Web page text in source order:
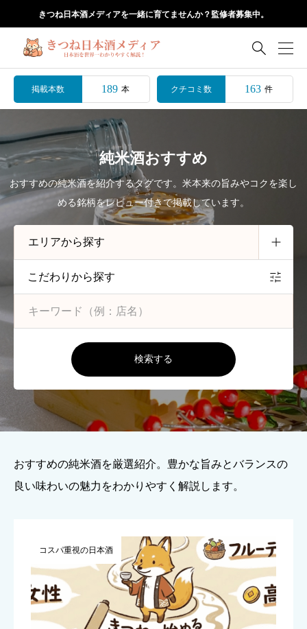
きつね日本酒メディアを一緒に育てませんか？監修者募集中。

掲載本数 189 本 クチコミ数 163 件
純米酒おすすめ
おすすめの純米酒を紹介するタグです。米本来の旨みやコクを楽し
める銘柄をレビュー付きで掲載しています。
こだわりから探す
検索する
おすすめの純米酒を厳選紹介。豊かな旨みとバランスの
良い味わいの魅力をわかりやすく解説します。
コスパ重視の日本酒